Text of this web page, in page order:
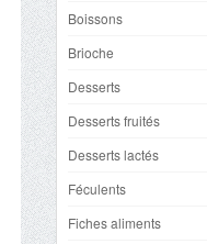
Boissons
Brioche
Desserts
Desserts fruités
Desserts lactés
Féculents
Fiches aliments